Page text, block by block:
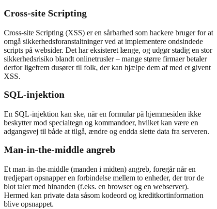
Cross-site Scripting
Cross-site Scripting (XSS) er en sårbarhed som hackere bruger for at
omgå sikkerhedsforanstaltninger ved at implementere ondsindede
scripts på websider. Det har eksisteret længe, og udgør stadig en stor
sikkerhedsrisiko blandt onlinetrusler – mange større firmaer betaler
derfor ligefrem dusører til folk, der kan hjælpe dem af med et givent
XSS.
SQL-injektion
En SQL-injektion kan ske, når en formular på hjemmesiden ikke
beskytter mod specialtegn og kommandoer, hvilket kan være en
adgangsvej til både at tilgå, ændre og endda slette data fra serveren.
Man-in-the-middle angreb
Et man-in-the-middle (manden i midten) angreb, foregår når en
tredjepart opsnapper en forbindelse mellem to enheder, der tror de
blot taler med hinanden (f.eks. en browser og en webserver).
Hermed kan private data såsom kodeord og kreditkortinformation
blive opsnappet.